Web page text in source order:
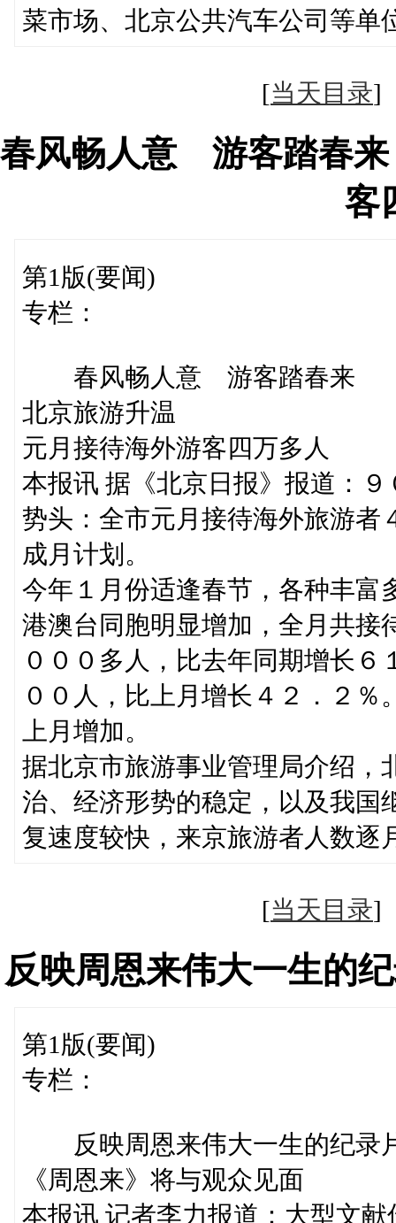
菜市场、北京公共汽车公司等单
[当天目录
春风畅人意 游客踏春来
客
第1版(要闻)
专栏：
春风畅人意 游客踏春来
北京旅游升温
元月接待海外游客四万多人
本报讯 据《北京日报》报道：
势头：全市元月接待海外旅游者
成月计划。
今年１月份适逢春节，各种丰富
港澳台同胞明显增加，全月共接
０００多人，比去年同期增长
００人，比上月增长４２．２
上月增加。
据北京市旅游事业管理局介绍，
治、经济形势的稳定，以及我国
复速度较快，来京旅游者人数逐
[当天目录
反映周恩来伟大一生的
第1版(要闻)
专栏：
反映周恩来伟大一生的纪录
《周恩来》将与观众见面
本报讯 记者李力报道：大型文